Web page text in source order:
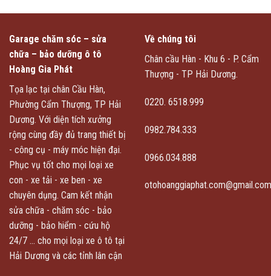
Garage chăm sóc – sửa
chữa – bảo dưỡng ô tô
Hoàng Gia Phát
Tọa lạc tại chân Cầu Hàn,
Phường Cẩm Thượng, TP Hải
Dương. Với diện tích xưởng
rộng cùng đầy đủ trang thiết bị
- công cụ - máy móc hiện đại.
Phục vụ tốt cho mọi loại xe
con - xe tải - xe ben - xe
chuyên dụng. Cam kết nhận
sửa chữa - chăm sóc - bảo
dưỡng - bảo hiểm - cứu hộ
24/7 ... cho mọi loại xe ô tô tại
Hải Dương và các tỉnh lân cận
Về chúng tôi
Chân cầu Hàn - Khu 6 - P. Cẩm
Thượng - TP Hải Dương.
0220. 6518.999
0982.784.333
0966.034.888
otohoanggiaphat.com@gmail.com